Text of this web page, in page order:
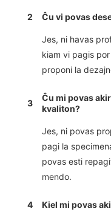
2 Ĉu vi povas
Jes, ni havas
kiam vi pagis
proponi la
3
Ĉu mi povas
kvaliton?
Jes, ni povas
pagi la
povas esti
mendo.
4 Kiel mi povas